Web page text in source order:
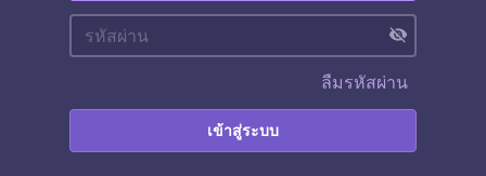
visibility_off
ลืมรหัสผ่าน
เข้าสู่ระบบ